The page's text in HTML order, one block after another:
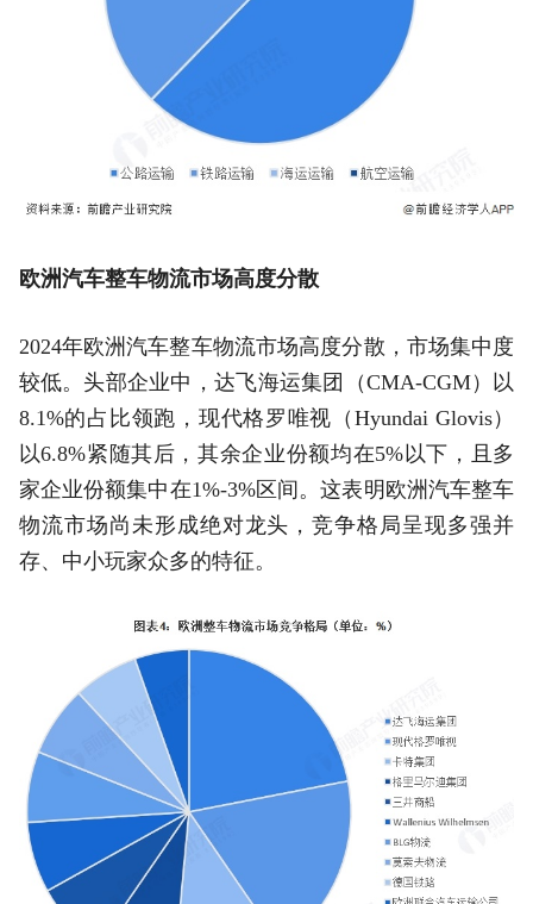
欧洲汽车整车物流市场高度分散
2024年欧洲汽车整车物流市场高度分散，市场集中度
较低。头部企业中，达飞海运集团（CMA-CGM）以
8.1%的占比领跑，现代格罗唯视（Hyundai Glovis）
以6.8%紧随其后，其余企业份额均在5%以下，且多
家企业份额集中在1%-3%区间。这表明欧洲汽车整车
物流市场尚未形成绝对龙头，竞争格局呈现多强并
存、中小玩家众多的特征。